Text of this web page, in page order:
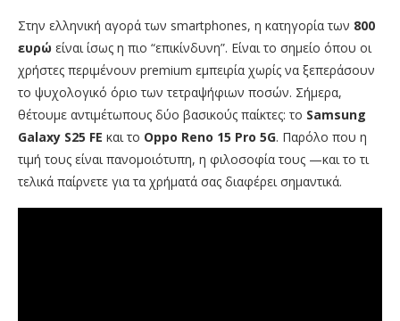
Στην ελληνική αγορά των smartphones, η κατηγορία των 800
ευρώ είναι ίσως η πιο “επικίνδυνη”. Είναι το σημείο όπου οι
χρήστες περιμένουν premium εμπειρία χωρίς να ξεπεράσουν
το ψυχολογικό όριο των τετραψήφιων ποσών. Σήμερα,
θέτουμε αντιμέτωπους δύο βασικούς παίκτες: το Samsung
Galaxy S25 FE και το Oppo Reno 15 Pro 5G. Παρόλο που η
τιμή τους είναι πανομοιότυπη, η φιλοσοφία τους —και το τι
τελικά παίρνετε για τα χρήματά σας διαφέρει σημαντικά.